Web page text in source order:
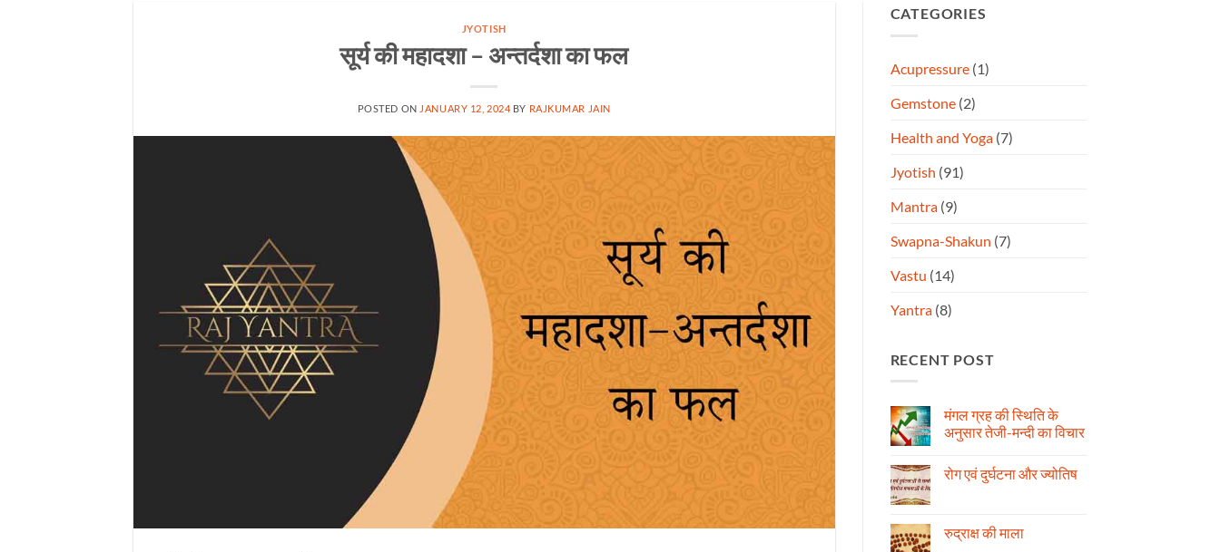
JYOTISH
सूर्य की महादशा – अन्तर्दशा का फल
POSTED ON JANUARY 12, 2024 BY RAJKUMAR JAIN
CATEGORIES
Acupressure(1)
Gemstone(2)
Health and Yoga(7)
Jyotish (91)
Mantra(9)
Swapna-Shakun (7)
Vastu (14)
Yantra(8)
RECENT POST
मंगल ग्रह की स्थिति के
अनुसार तेजी-मन्दी का विचार
on
के
अनुसार
रोग एवं दुर्घटना और ज्योतिष
रोग
एवं
रुद्राक्ष की माला